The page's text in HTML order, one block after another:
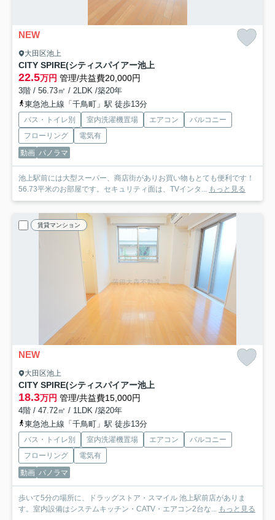
NEW
大田区池上
CITY SPIRE(シティスパイアー池上
22.5万円 管理/共益費20,000円
3階 / 56.73㎡ / 2LDK /築20年
東急池上線「千鳥町」駅 徒歩13分
バス・トイレ別 室内洗濯機置場 エアコン
バルコニー
フローリング
電気有
動画 パノラマ
池上駅前には大型スーパー、商店街がありお買い物もとても便利です！
56.73平米のお部屋です。セキュリティ面は、TVインタ... もっと見る
賃貸マンション
NEW
大田区池上
CITY SPIRE(シティスパイアー池上
18.3万円 管理/共益費15,000円
4階 / 47.72㎡ / 1LDK /築20年
東急池上線「千鳥町」駅 徒歩13分
バス・トイレ別 室内洗濯機置場 エアコン
バルコニー
フローリング
電気有
動画 パノラマ
歩いて5分の場所に、ドラッグストア・スマイル 池上駅前店がありま
す。室内設備はシステムキッチン・CATV・エアコン2台な... もっと見る